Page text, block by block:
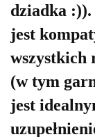
dziadka :)).
jest
wszystkich
(w tym
jest